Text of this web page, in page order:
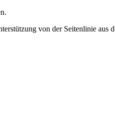
von der Seitenlinie aus